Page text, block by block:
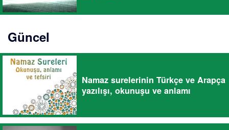
Güncel
Namaz surelerinin Türkçe ve Arapça
yazılışı, okunuşu ve anlamı